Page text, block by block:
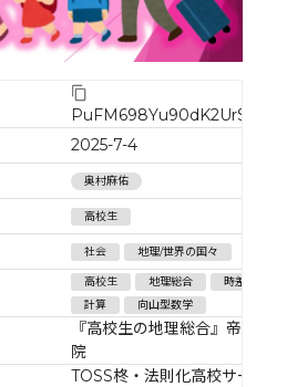
PuFM698Yu90dK2UrSCq8
2025-7-4
奥村麻佑
高校生
社会 地理/世界の国々
高校生 地理総合
時差
計算
向山型数学
『高校生の地理総合』帝国書
院
TOSS柊・法則化高校サーク